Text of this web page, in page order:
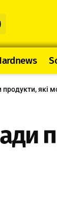
продукти, які